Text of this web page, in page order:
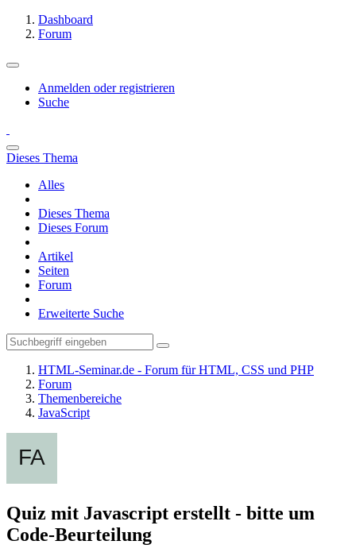
Dashboard
Forum
Anmelden oder registrieren
Suche
Dieses Thema
Alles
Dieses Thema
Dieses Forum
Artikel
Seiten
Forum
Erweiterte Suche
HTML-Seminar.de - Forum für HTML, CSS und PHP
Forum
Themenbereiche
JavaScript
Quiz mit Javascript erstellt - bitte um
Code-Beurteilung